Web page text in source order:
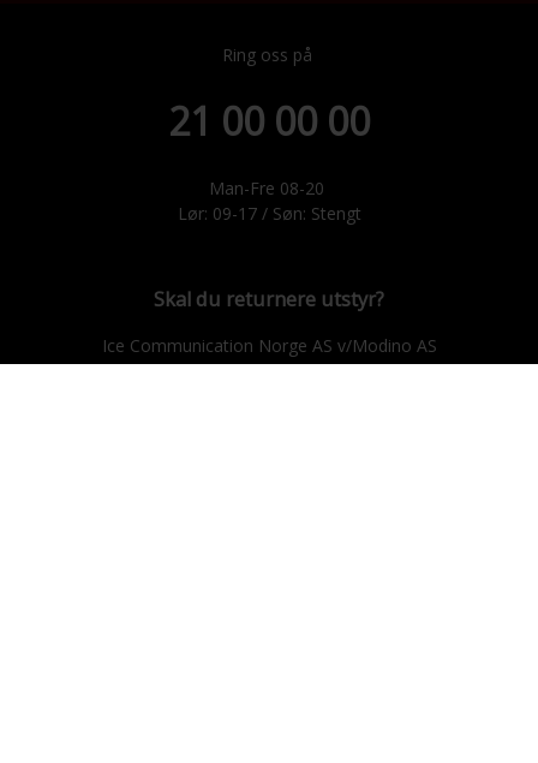
Ring oss på
21 00 00 00
Man-Fre 08-20
Lør: 09-17 / Søn: Stengt
Skal du returnere utstyr?
Ice Communication Norge AS v/Modino AS
Trondheimsveien 183, 2021 Skedsmokorset.